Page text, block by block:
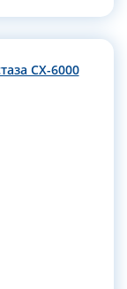
CX-6000